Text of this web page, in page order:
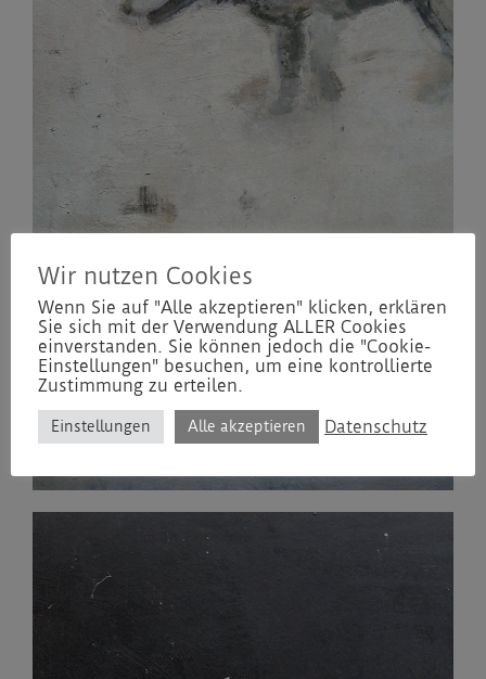
Wir nutzen Cookies
Wenn Sie auf "Alle akzeptieren" klicken, erklären
Sie sich mit der Verwendung ALLER Cookies
einverstanden. Sie können jedoch die "Cookie-
Einstellungen" besuchen, um eine kontrollierte
Zustimmung zu erteilen.
Einstellungen Alle akzeptieren Datenschutz